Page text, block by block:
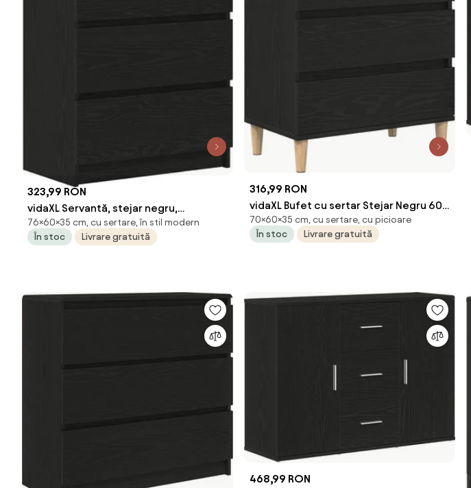
323,99 RON
vidaXL Servantă, stejar negru,
60x35x76 cm, lemn prelucrat
76×60×35 cm, cu sertare, în stil modern
În stoc
Livrare gratuită
316,99 RON
vidaXL Bufet cu sertar Stejar Negru 60 x
35 x 70 cm Lemn compozit
70×60×35 cm, cu sertare, cu picioare
În stoc
Livrare gratuită
468,99 RON